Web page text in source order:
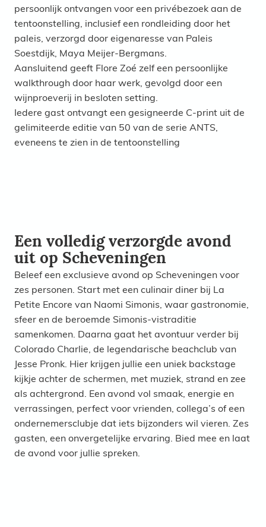
persoonlijk ontvangen voor een privébezoek aan de
tentoonstelling, inclusief een rondleiding door het
paleis, verzorgd door eigenaresse van Paleis
Soestdijk, Maya Meijer-Bergmans.
Aansluitend geeft Flore Zoé zelf een persoonlijke
walkthrough door haar werk, gevolgd door een
wijnproeverij in besloten setting.
Iedere gast ontvangt een gesigneerde C-print uit de
gelimiteerde editie van 50 van de serie ANTS,
eveneens te zien in de tentoonstelling
Een volledig verzorgde avond
uit op Scheveningen
Beleef een exclusieve avond op Scheveningen voor
zes personen. Start met een culinair diner bij La
Petite Encore van Naomi Simonis, waar gastronomie,
sfeer en de beroemde Simonis-vistraditie
samenkomen. Daarna gaat het avontuur verder bij
Colorado Charlie, de legendarische beachclub van
Jesse Pronk. Hier krijgen jullie een uniek backstage
kijkje achter de schermen, met muziek, strand en zee
als achtergrond. Een avond vol smaak, energie en
verrassingen, perfect voor vrienden, collega’s of een
ondernemersclubje dat iets bijzonders wil vieren. Zes
gasten, een onvergetelijke ervaring. Bied mee en laat
de avond voor jullie spreken.